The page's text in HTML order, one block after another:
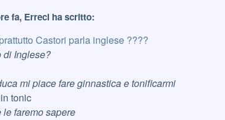
fa, Erreci ha scritto:
Castori parla inglese ????
di Inglese?
mi piace fare ginnastica e tonificarmi
tonic
le faremo sapere